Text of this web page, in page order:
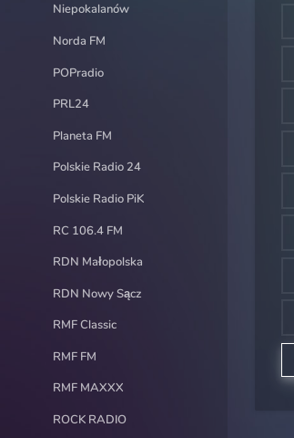
Niepokalanów
Norda FM
POPradio
PRL24
Planeta FM
Polskie Radio 24
Polskie Radio PiK
RC 106.4 FM
RDN Małopolska
RDN Nowy Sącz
RMF Classic
RMF FM
RMF MAXXX
ROCK RADIO